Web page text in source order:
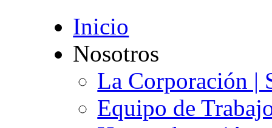
Inicio
Nosotros
La Corporación |
Equipo de